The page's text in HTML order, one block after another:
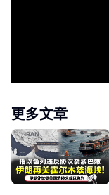
更多文章